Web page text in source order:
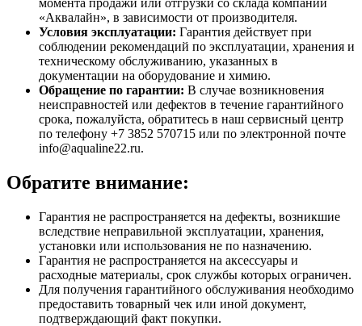
момента продажи или отгрузки со склада компании
«Аквалайн», в зависимости от производителя.
Условия эксплуатации: Гарантия действует при
соблюдении рекомендаций по эксплуатации, хранения и
техническому обслуживанию, указанных в
документации на оборудование и химию.
Обращение по гарантии: В случае возникновения
неисправностей или дефектов в течение гарантийного
срока, пожалуйста, обратитесь в наш сервисный центр
по телефону +7 3852 570715 или по электронной почте
info@aqualine22.ru.
Обратите внимание:
Гарантия не распространяется на дефекты, возникшие
вследствие неправильной эксплуатации, хранения,
установки или использования не по назначению.
Гарантия не распространяется на аксессуары и
расходные материалы, срок службы которых ограничен.
Для получения гарантийного обслуживания необходимо
предоставить товарный чек или иной документ,
подтверждающий факт покупки.